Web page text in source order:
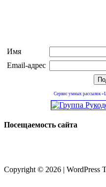
Имя
Email-адрес
Сервис умных рассылок
Посещаемость сайта
Copyright © 2026 | WordPress